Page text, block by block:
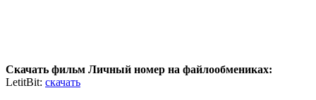
Скачать фильм Личный номер на файлообмениках:
LetitBit: скачать